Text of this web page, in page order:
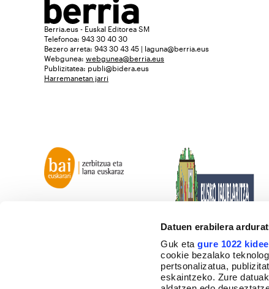
Datuen erabilera
Guk etagure 1022
cookie bezalako
pertsonalizatua,
eskaintzeko. Zure
Berria.eus - Euskal Editorea SM
Telefonoa: 943 30 40 30
Bezero arreta: 943 30 43 45 | laguna@berria.eus
Webgunea: webgunea@berria.eus
Publizitatea: publi@bidera.eus
Harremanetan jarri